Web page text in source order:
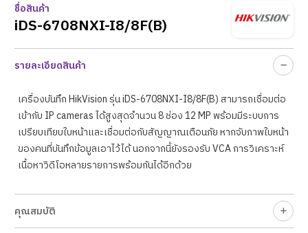
ชื่อสินค้า
iDS-6708NXI-I8/8F(B)
รายละเอียดสินค้า
เครื่องบันทึกHikVision รุ่นiDS-6708NXI-I8/8F(B) สามารถเชื่อมต่อ
เข้ากับ IP cameras ได้สูงสุดจำนวน 8 ช่อง 12 MP พร้อมมีระบบการ
เปรียบเทียบใบหน้าและเชื่อมต่อกับสัญญาณเตือนภัย หากจับภาพใบหน้า
ของคนที่บันทึกข้อมูลเอาไว้ได้ นอกจากนี้ยังรองรับ VCA การวิเคราะห์
เนื้อหาวิดีโอหลายรายการพร้อมกันได้อีกด้วย
คุณสมบัติ